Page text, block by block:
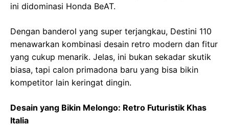
ini didominasi Honda BeAT.
Dengan banderol yang super terjangkau, Destini 110
menawarkan kombinasi desain retro modern dan fitur
yang cukup menarik. Jelas, ini bukan sekadar skutik
biasa, tapi calon primadona baru yang bisa bikin
kompetitor lain keringat dingin.
Desain yang Bikin Melongo: Retro Futuristik Khas
Italia